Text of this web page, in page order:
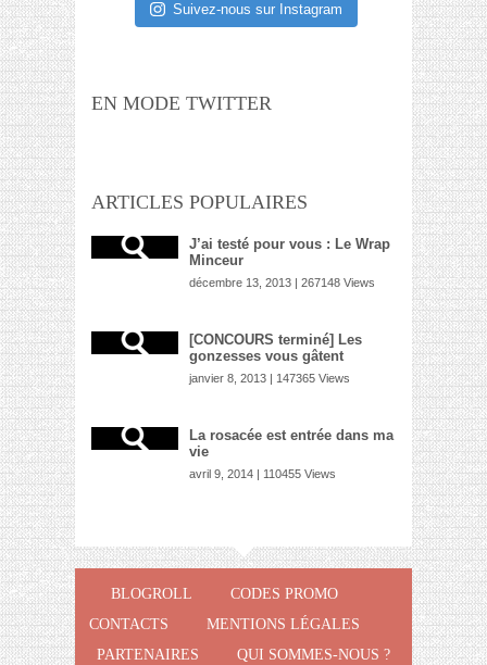
Suivez-nous sur Instagram
EN MODE TWITTER
ARTICLES POPULAIRES
J’ai testé pour vous : Le Wrap
Minceur
décembre 13, 2013 | 267148 Views
[CONCOURS terminé] Les
gonzesses vous gâtent
janvier 8, 2013 | 147365 Views
La rosacée est entrée dans ma
vie
avril 9, 2014 | 110455 Views
BLOGROLL
CODES PROMO
CONTACTS
MENTIONS LÉGALES
PARTENAIRES
QUI SOMMES-NOUS ?